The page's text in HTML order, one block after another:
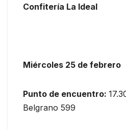
Confitería La Ideal
Miércoles 25 de febrero
Punto de encuentro:
Belgrano 599